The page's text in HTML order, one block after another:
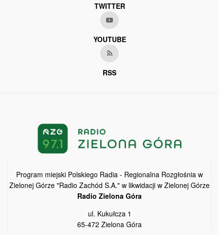
TWITTER
YOUTUBE
RSS
Program miejski Polskiego Radia - Regionalna Rozgłośnia w
Zielonej Górze "Radio Zachód S.A." w likwidacji w Zielonej Górze
Radio Zielona Góra
ul. Kukułcza 1
65-472 Zielona Góra